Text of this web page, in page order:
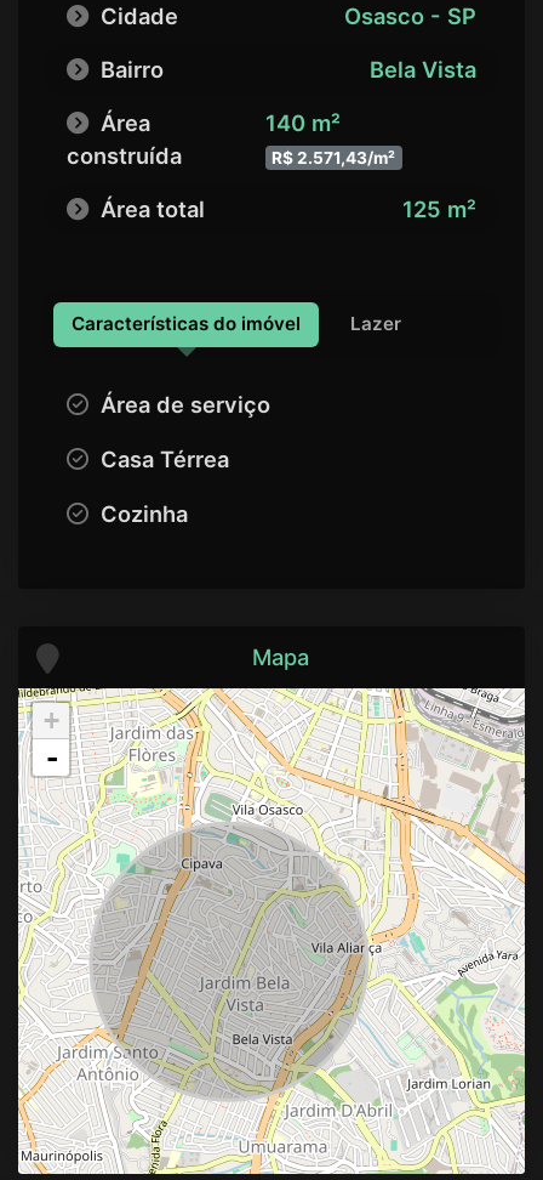
Cidade
Osasco - SP
Bairro
Bela Vista
Área
construída
140 m²
R$ 2.571,43/m²
Área total 125 m²
Características do imóvel Lazer
Área de serviço
Casa Térrea
Cozinha
Mapa
+
-